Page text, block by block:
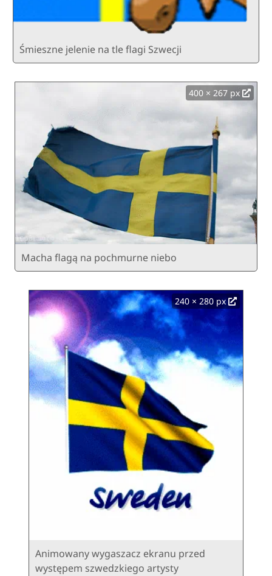
Śmieszne jelenie na tle flagi Szwecji
400 × 267 px
Macha flagą na pochmurne niebo
240 × 280 px
Animowany wygaszacz ekranu przed
występem szwedzkiego artysty